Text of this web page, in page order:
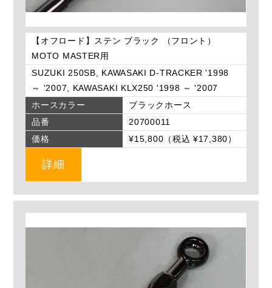
【オフロード】ステン ブラック （フロント）
MOTO MASTER用
SUZUKI 250SB, KAWASAKI D-TRACKER '1998
～ '2007, KAWASAKI KLX250 '1998 ～ '2007
ホースカラー
ブラックホース
品番
20700011
価格
¥15,800（税込 ¥17,380）
詳細